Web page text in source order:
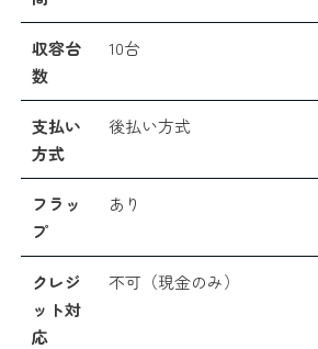
収容台
数
10台
支払い
方式
後払い方式
フラッ
プ
あり
クレジ
ット対
応
不可（現金のみ）